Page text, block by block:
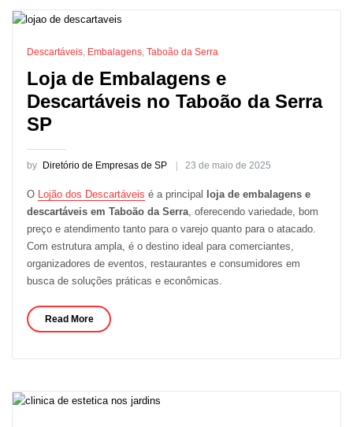
Descartáveis, Embalagens, Taboão da Serra
Loja de Embalagens e
Descartáveis no Taboão da Serra
SP
by Diretório de Empresas de SP 23 de maio de 2025
O Lojão dos Descartáveis é a principal
loja de embalagens e
descartáveis em Taboão da Serra, oferecendo variedade, bom
preço e atendimento tanto para o varejo quanto para o atacado.
Com estrutura ampla, é o destino ideal para comerciantes,
organizadores de eventos, restaurantes e consumidores em
busca de soluções práticas e econômicas.
Read More